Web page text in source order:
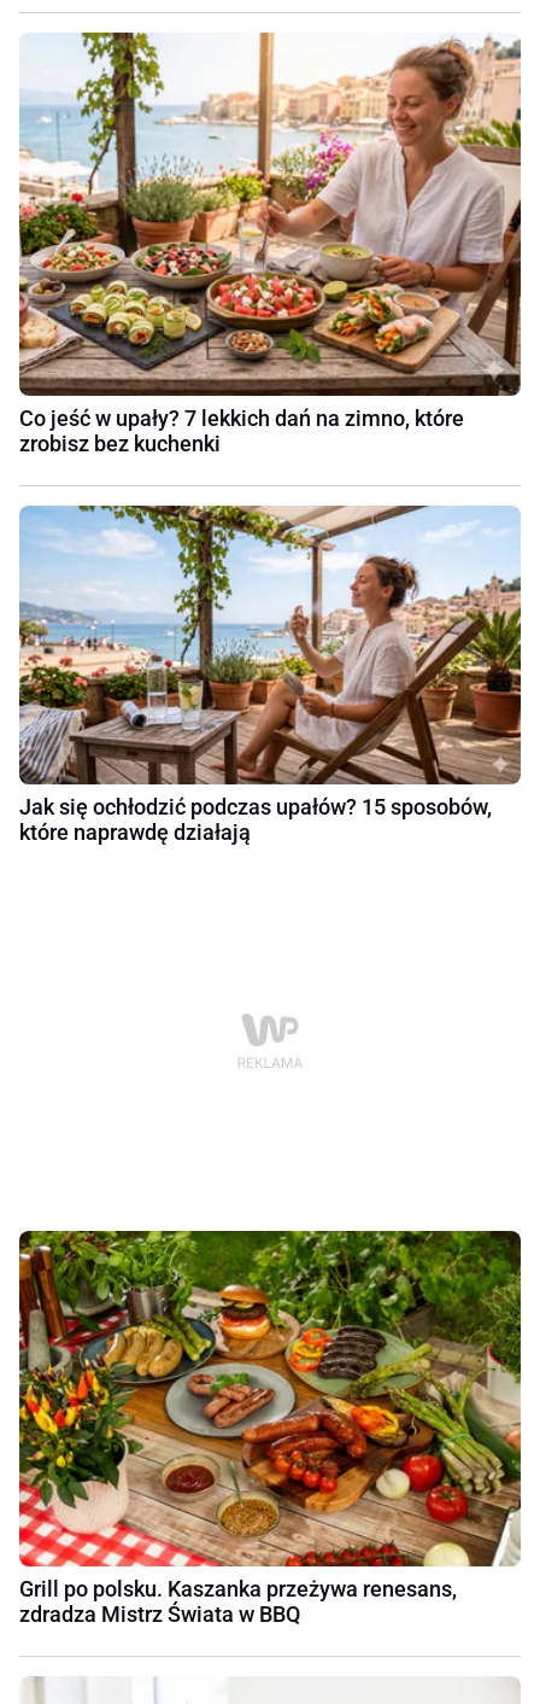
Co jeść w upały? 7 lekkich dań na zimno, które
zrobisz bez kuchenki
Jak się ochłodzić podczas upałów? 15 sposobów,
które naprawdę działają
Grill po polsku. Kaszanka przeżywa renesans,
zdradza Mistrz Świata w BBQ